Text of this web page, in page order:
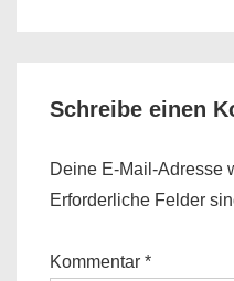
Schreibe einen
Deine E-Mail-Adresse
Erforderliche Felder
Kommentar *